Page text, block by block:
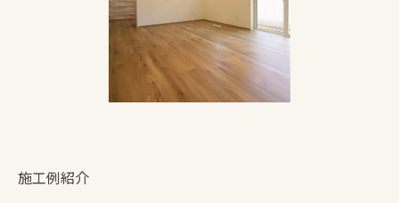
施工例紹介